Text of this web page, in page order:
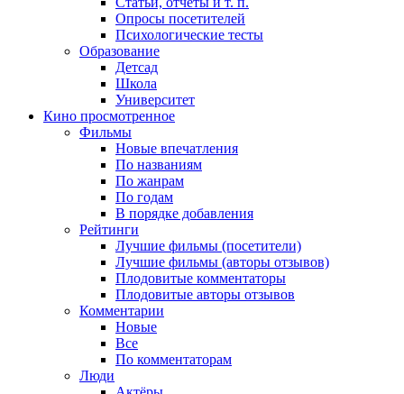
Опросы посетителей
Психологические тесты
Образование
Детсад
Школа
Университет
Кино просмотренное
Фильмы
Новые впечатления
По названиям
По жанрам
По годам
В порядке добавления
Рейтинги
Лучшие фильмы (посетители)
Лучшие фильмы (авторы отзывов)
Плодовитые комментаторы
Плодовитые авторы отзывов
Комментарии
Новые
Все
По комментаторам
Люди